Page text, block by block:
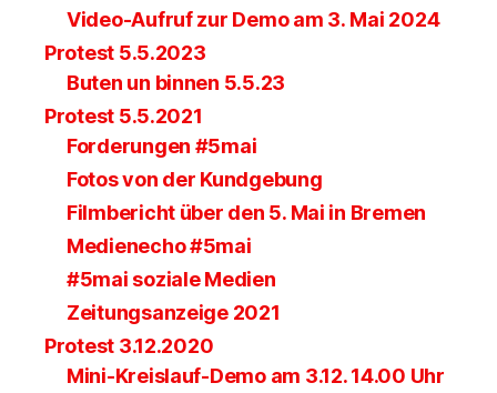
Video-Aufruf zur Demo am 3. Mai 2024
Protest 5.5.2023
Buten un binnen 5.5.23
Protest 5.5.2021
Forderungen #5mai
Fotos von der Kundgebung
Filmbericht über den 5. Mai in Bremen
Medienecho #5mai
#5mai soziale Medien
Zeitungsanzeige 2021
Protest 3.12.2020
Mini-Kreislauf-Demo am 3.12. 14.00 Uhr